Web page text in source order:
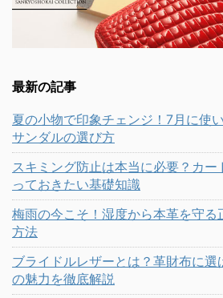
最新の記事
夏の小物で印象チェンジ！7月に使
サンダルの選び方
スキミング防止は本当に必要？カー
っておきたい基礎知識
梅雨の今こそ！湿度から本革を守る
方法
ブライドルレザーとは？革財布に
の魅力を徹底解説